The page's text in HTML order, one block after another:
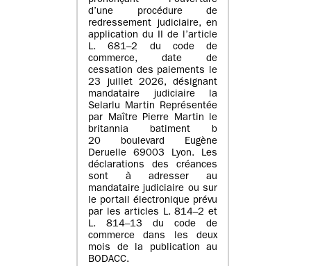
d’une procédure de
redressement judiciaire, en
application du II de l’article
L. 681–2 du code de
commerce, date de
cessation des paiements le
23 juillet 2026, désignant
mandataire judiciaire la
Selarlu Martin Représentée
par Maître Pierre Martin le
britannia batiment b
20 boulevard Eugène
Deruelle 69003 Lyon. Les
déclarations des créances
sont à adresser au
mandataire judiciaire ou sur
le portail électronique prévu
par les articles L. 814–2 et
L. 814–13 du code de
commerce dans les deux
mois de la publication au
BODACC.